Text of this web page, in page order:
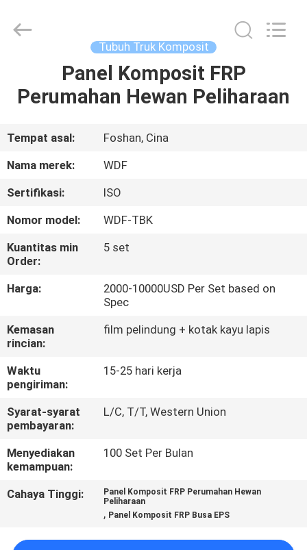
RUMAH
TENTANG
KAMI
TUR
PABRIK
KONTROL
HUBUNGI
KAMI
BERITA
KASUS
Ltd..
Tubuh Truk Komposit
Panel Komposit FRP
Perumahan Hewan Peliharaan
Tempat asal:
Foshan, Cina
Nama merek:
WDF
Sertifikasi:
ISO
Nomor model:
WDF-TBK
Kuantitas min
Order:
5 set
Harga:
2000-10000USD Per Set based on
Spec
Kemasan
rincian:
film pelindung + kotak kayu lapis
Waktu
pengiriman:
15-25 hari kerja
Syarat-syarat
pembayaran:
L/C, T/T, Western Union
Menyediakan
kemampuan:
100 Set Per Bulan
Cahaya Tinggi:
Panel Komposit FRP Perumahan Hewan
Peliharaan
, Panel Komposit FRP Busa EPS